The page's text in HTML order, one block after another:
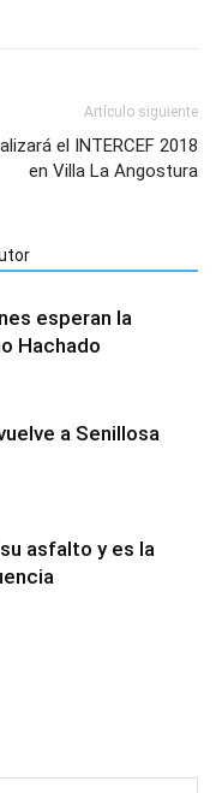
Artículo siguiente
el INTERCEF 2018
en Villa La Angostura
esperan la
Hachado
a Senillosa
asfalto y es la